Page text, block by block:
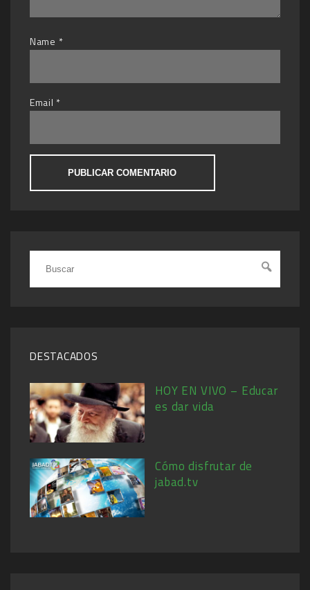
Name *
Email *
DESTACADOS
HOY EN VIVO – Educar
es dar vida
Cómo disfrutar de
jabad.tv